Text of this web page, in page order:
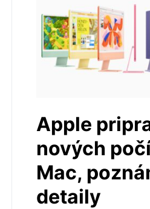
Apple
nových
Mac,
detaily